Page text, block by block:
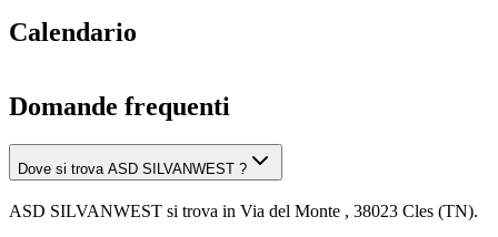
Calendario
Domande frequenti
Dove si trova ASD SILVANWEST ?
ASD SILVANWEST si trova in Via del Monte , 38023 Cles (TN).